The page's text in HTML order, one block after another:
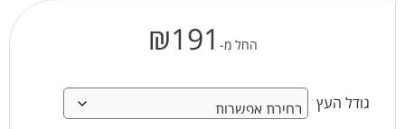
החל מ- ₪191
גודל העץ